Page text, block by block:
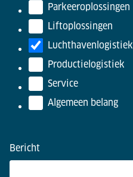
Parkeeroplossingen
Liftoplossingen
Luchthavenlogistiek
Productielogistiek
Service
Algemeen belang
Bericht